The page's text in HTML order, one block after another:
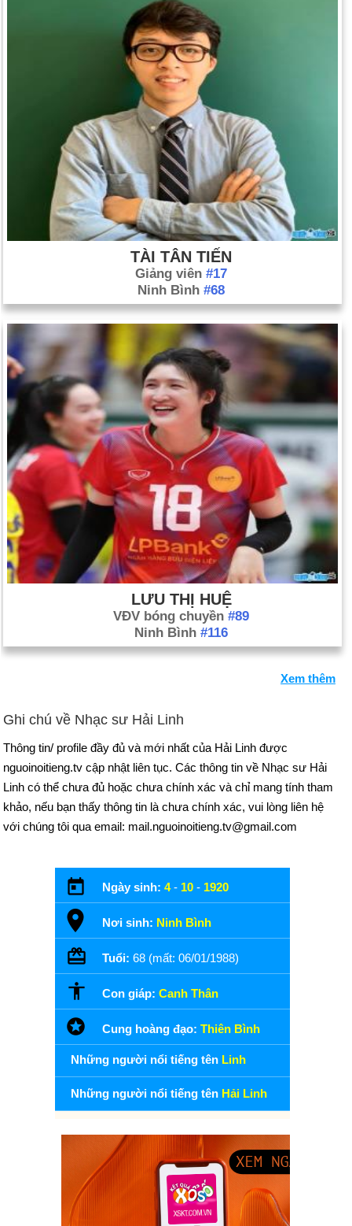
TÀI TÂN TIẾN
Giảng viên #17
Ninh Bình #68
LƯU THỊ HUỆ
VĐV bóng chuyền #89
Ninh Bình #116
Xem thêm
Ghi chú về Nhạc sư Hải Linh
Thông tin/ profile đầy đủ và mới nhất của Hải Linh được
nguoinoitieng.tv cập nhật liên tục. Các thông tin về Nhạc sư Hải
Linh có thể chưa đủ hoặc chưa chính xác và chỉ mang tính tham
khảo, nếu bạn thấy thông tin là chưa chính xác, vui lòng liên hệ
với chúng tôi qua email: mail.nguoinoitieng.tv@gmail.com
Ngày sinh: 4- 10 - 1920
Nơi sinh: Ninh Bình
Tuổi: 68 (mất: 06/01/1988)
Con giáp: Canh Thân
Cung hoàng đạo: Thiên Bình
Những người nổi tiếng tên Linh
Những người nổi tiếng tên Hải Linh